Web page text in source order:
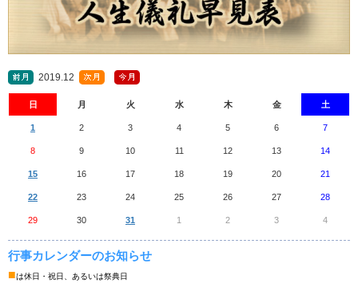
2019.12
日 月 火 水 木 金 土
1 2 3 4 5 6 7
8 9 10 11 12 13 14
15 16 17 18 19 20 21
22 23 24 25 26 27 28
29 30 31 1 2 3 4
行事カレンダーのお知らせ
■は休日・祝日、あるいは祭典日